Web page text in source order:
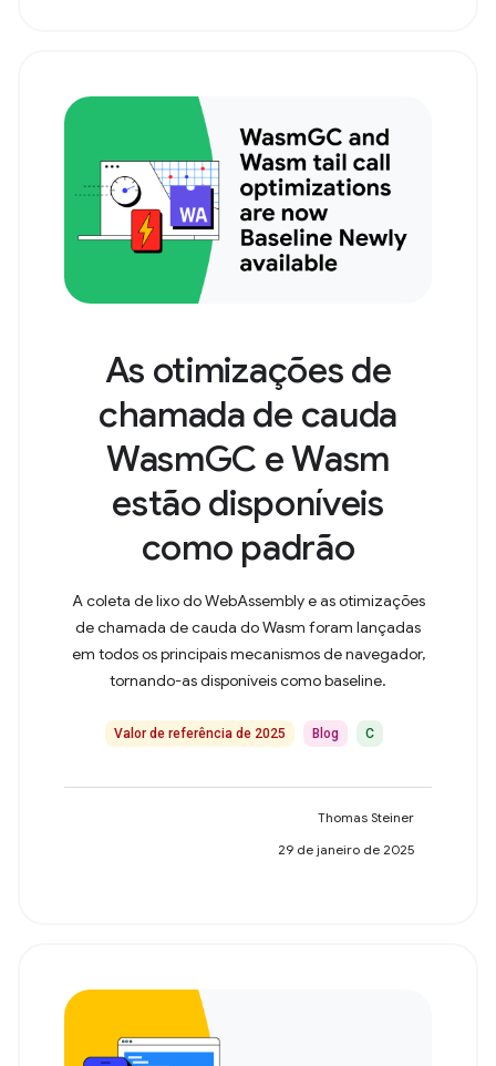
As otimizações de
chamada de cauda
WasmGC e Wasm
estão disponíveis
como padrão
A coleta de lixo do WebAssembly e as otimizações
de chamada de cauda do Wasm foram lançadas
em todos os principais mecanismos de navegador,
tornando-as disponíveis como baseline.
Valor de referência de 2025 Blog C
Thomas Steiner
29 de janeiro de 2025